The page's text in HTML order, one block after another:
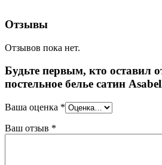
Отзывы
Отзывов пока нет.
Будьте первым, кто оставил
постельное белье сатин
Ваша оценка *
Ваш отзыв *